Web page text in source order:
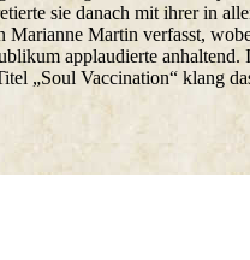
sie danach mit ihrer in
Martin verfasst,
applaudierte
„Soul Vaccination“ klang